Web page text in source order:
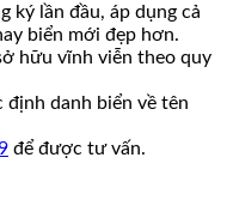
ký lần đầu, áp dụng cả
biển mới đẹp hơn.
hữu vĩnh viễn theo quy
định danh biển về tên
để được tư vấn.